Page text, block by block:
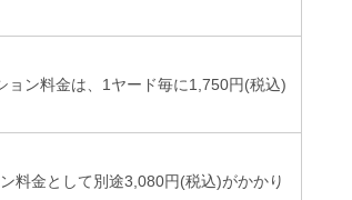
ョン料金は、1ヤード毎に1,750円(税込)
料金として別途3,080円(税込)がかかり